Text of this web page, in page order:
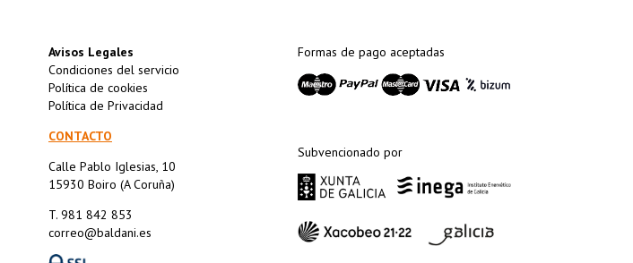
Avisos Legales
Condiciones del servicio
Política de cookies
Política de Privacidad
CONTACTO
Calle Pablo Iglesias, 10
15930 Boiro (A Coruña)
T. 981 842 853
correo@baldani.es
Formas de pago aceptadas
Subvencionado por